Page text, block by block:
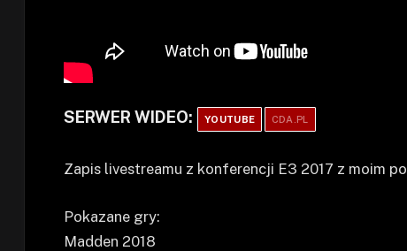
SERWER WIDEO: YOUTUBE CDA.PL
Zapis livestreamu z konferencji E3 2017 z moim
Pokazane gry:
Madden 2018